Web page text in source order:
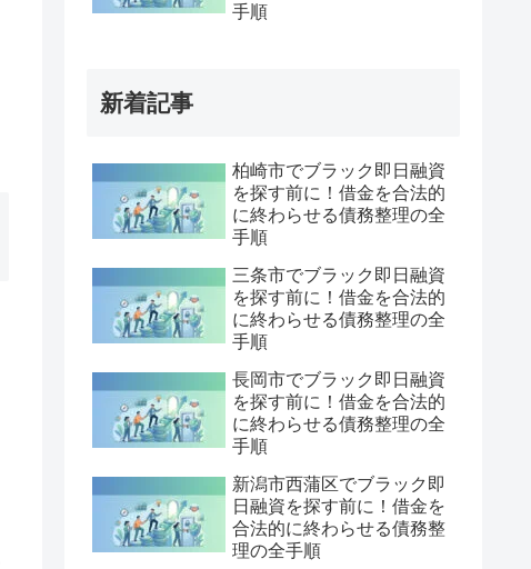
手順
新着記事
柏崎市でブラック即日融資
を探す前に！借金を合法的
に終わらせる債務整理の全
手順
三条市でブラック即日融資
を探す前に！借金を合法的
に終わらせる債務整理の全
手順
長岡市でブラック即日融資
を探す前に！借金を合法的
に終わらせる債務整理の全
手順
新潟市西蒲区でブラック即
日融資を探す前に！借金を
合法的に終わらせる債務整
理の全手順